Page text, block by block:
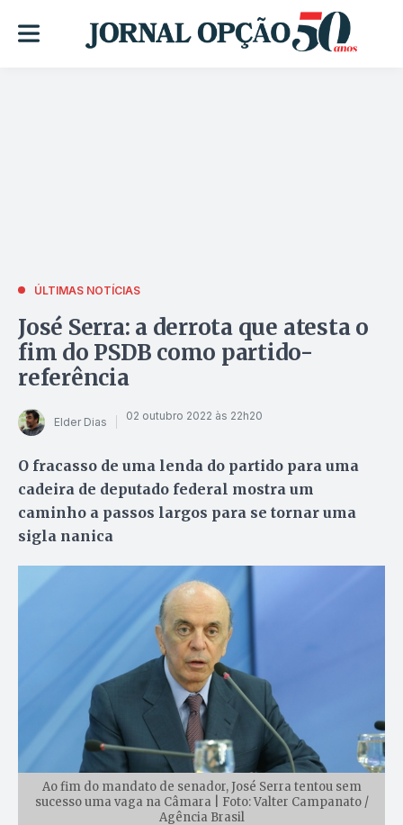
ÚLTIMAS NOTÍCIAS
José Serra: a derrota que atesta o
fim do PSDB como partido-
referência
Elder Dias 02 outubro 2022 às 22h20
O fracasso de uma lenda do partido para uma
cadeira de deputado federal mostra um
caminho a passos largos para se tornar uma
sigla nanica
Ao fim do mandato de senador, José Serra tentou sem
sucesso uma vaga na Câmara | Foto: Valter Campanato /
Agência Brasil